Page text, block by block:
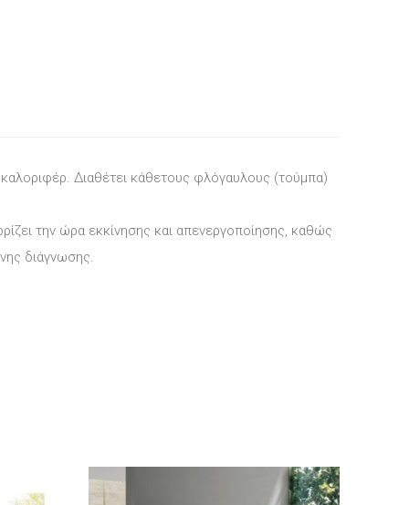
Διαθέτει κάθετους φλόγαυλους (τούμπα)
την ώρα εκκίνησης και απενεργοποίησης, καθώς
διάγνωσης.